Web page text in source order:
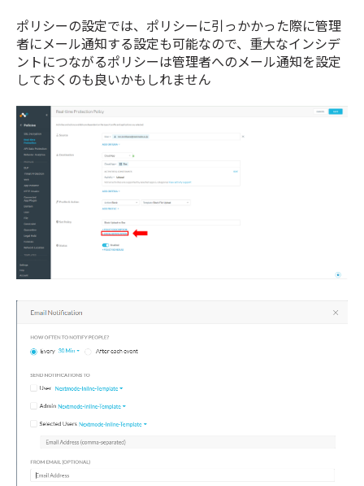
ポリシーの設定では、ポリシーに引っかかった際に管理
者にメール通知する設定も可能なので、重大なインシデ
ントにつながるポリシーは管理者へのメール通知を設定
しておくのも良いかもしれません